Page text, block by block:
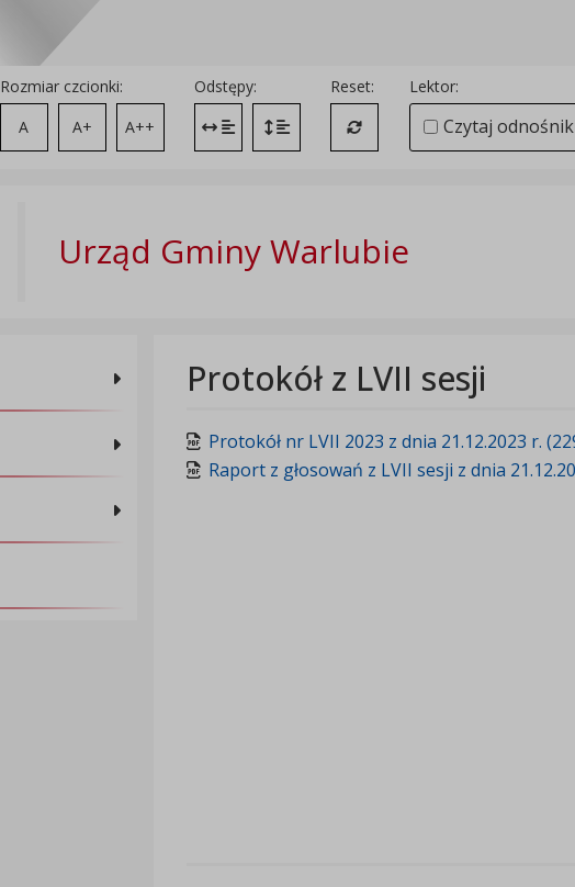
Rozmiar czcionki:
A
A+ A++
Odstępy:
Zmień odstęp między literami
Zmień interlinię i margines między
Reset:
Przywróć ustawienia domyślne
Lektor:
Czytaj
Urząd Gminy Warlubie
Protokół z LVII sesji
Protokół nr LVII 2023 z dnia 21.12.2023 r.
Raport z głosowań z LVII sesji z dnia